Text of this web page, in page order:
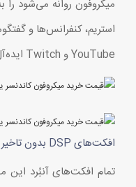
میکروفون روانه می‌شود را
استریم، کنفرانس‌ها و
YouTube و Twitch ایده‌آل می‌باشد.
افکت‌های DSP بدون تاخیر برای صدای حرفه‌ای و شفاف